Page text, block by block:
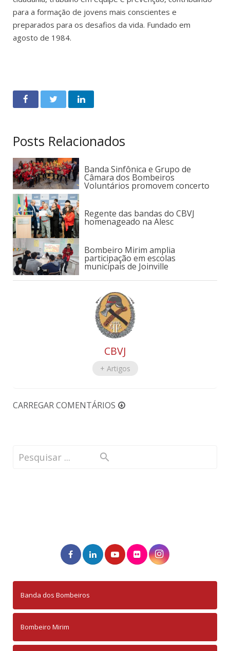
para a formação de jovens mais conscientes e
preparados para os desafios da vida. Fundado em
agosto de 1984.
Posts Relacionados
Banda Sinfônica e Grupo de
Câmara dos Bombeiros
Voluntários promovem concerto
Regente das bandas do CBVJ
homenageado na Alesc
Bombeiro Mirim amplia
participação em escolas
municipais de Joinville
CBVJ
+ Artigos
CARREGAR COMENTÁRIOS
Banda dos Bombeiros
Bombeiro Mirim